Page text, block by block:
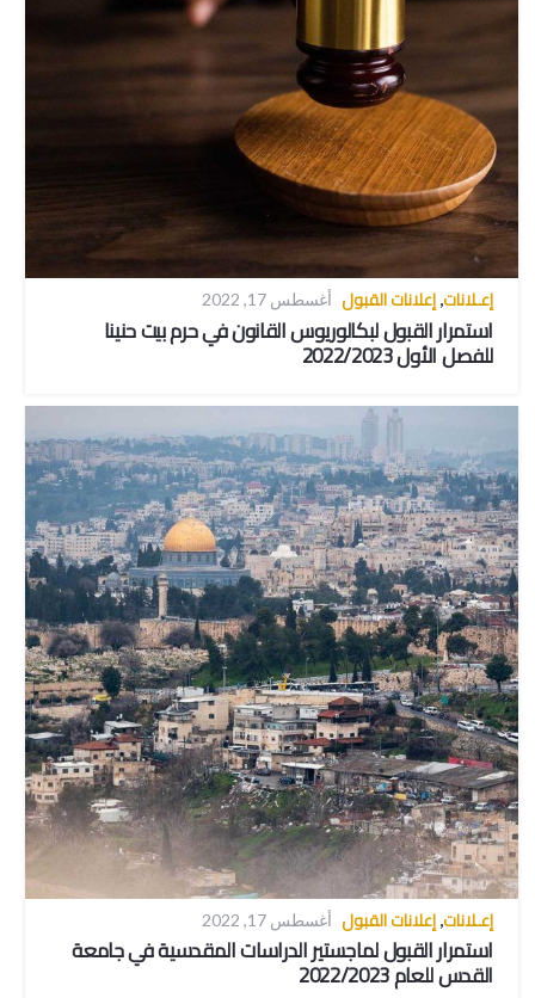
إعـلانات, إعلانات القبول أغسطس 17, 2022
استمرار القبول لبكالوريوس القانون في حرم بيت حنينا
للفصل الأول 2022/2023
إعـلانات, إعلانات القبول أغسطس 17, 2022
استمرار القبول لماجستير الدراسات المقدسية في جامعة
القدس للعام 2022/2023